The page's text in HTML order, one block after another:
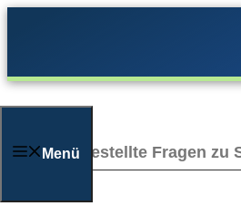
Menü
Häufig gestellte Fragen zu